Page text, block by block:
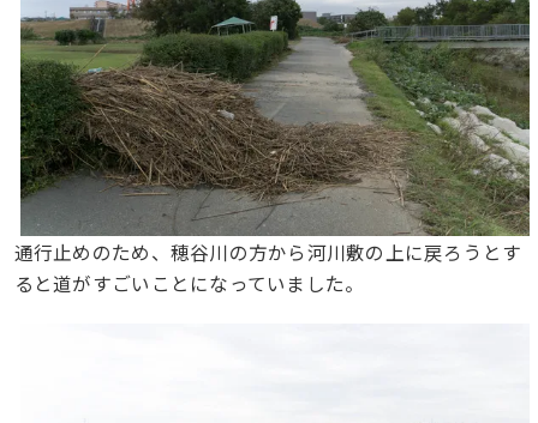
通行止めのため、穂谷川の方から河川敷の上に戻ろうとす
ると道がすごいことになっていました。